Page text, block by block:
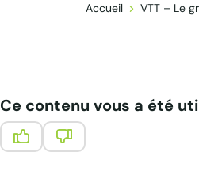
Accueil VTT – Le
Ce contenu vous a été